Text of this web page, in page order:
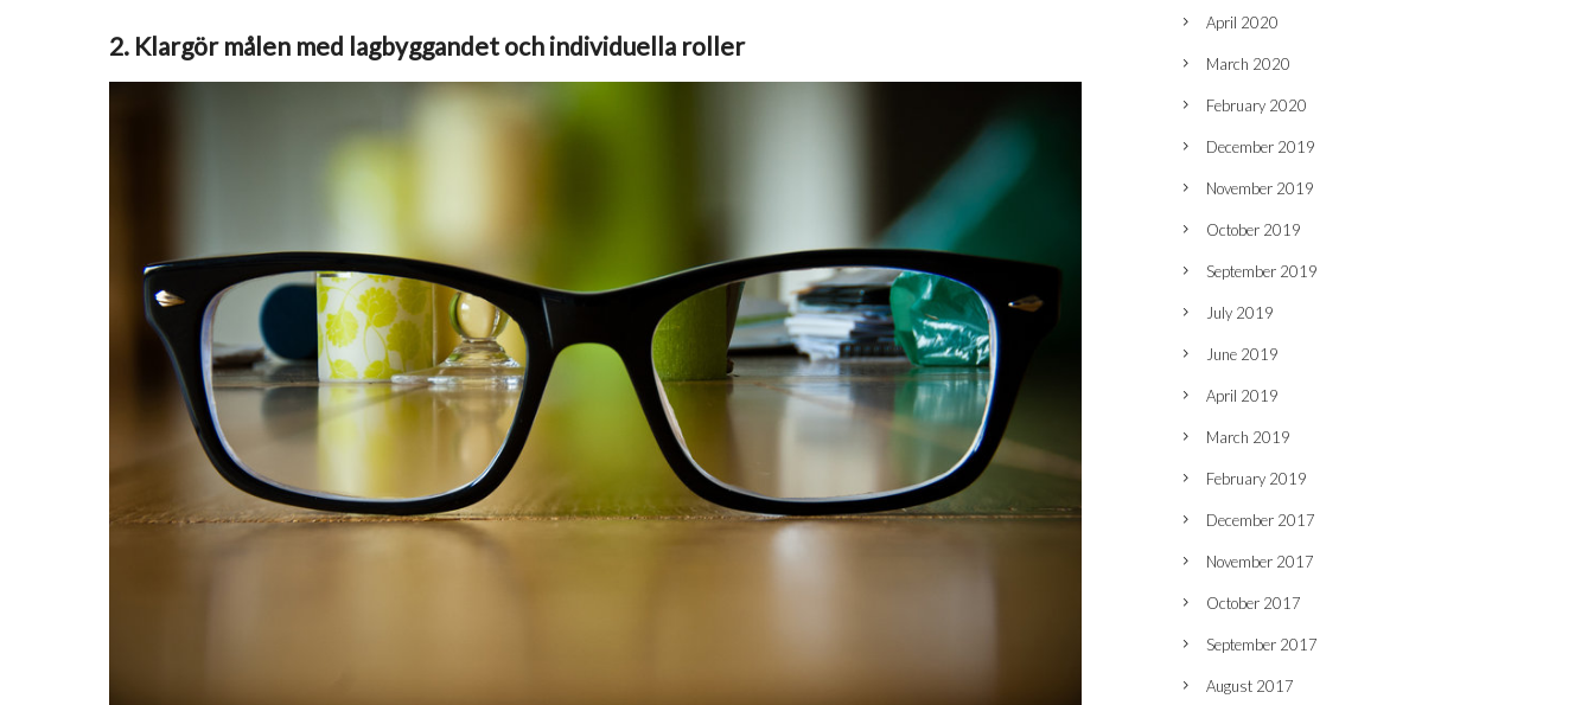
2. Klargör målen med lagbyggandet och individuella roller
April 2020
March 2020
February 2020
December 2019
November 2019
October 2019
September 2019
July 2019
June 2019
April 2019
March 2019
February 2019
December 2017
November 2017
October 2017
September 2017
August 2017